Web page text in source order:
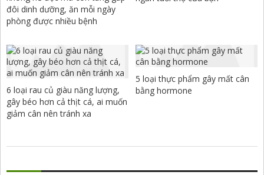
đôi dinh dưỡng, ăn mỗi ngày
phòng được nhiều bệnh
6 loại rau củ giàu năng lượng,
gây béo hơn cả thịt cá, ai muốn
giảm cân nên tránh xa
5 loại thực phẩm gây mất cân
bằng hormone